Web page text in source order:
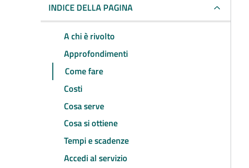
INDICE DELLA PAGINA
A chi è rivolto
Approfondimenti
Come fare
Costi
Cosa serve
Cosa si ottiene
Tempi e scadenze
Accedi al servizio